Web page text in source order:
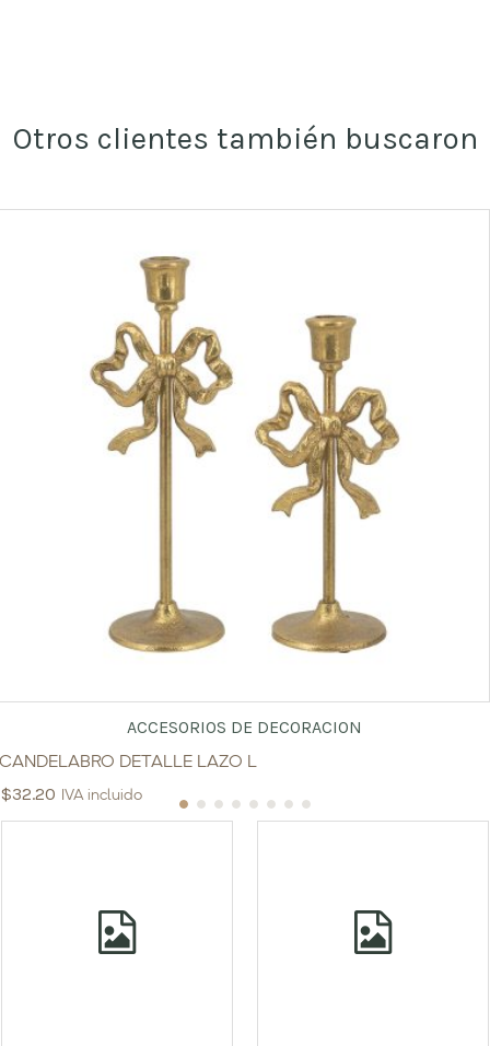
Otros clientes también buscaron
ACCESORIOS DE DECORACION
CANDELABRO DETALLE LAZO L
$32.20 IVA incluido